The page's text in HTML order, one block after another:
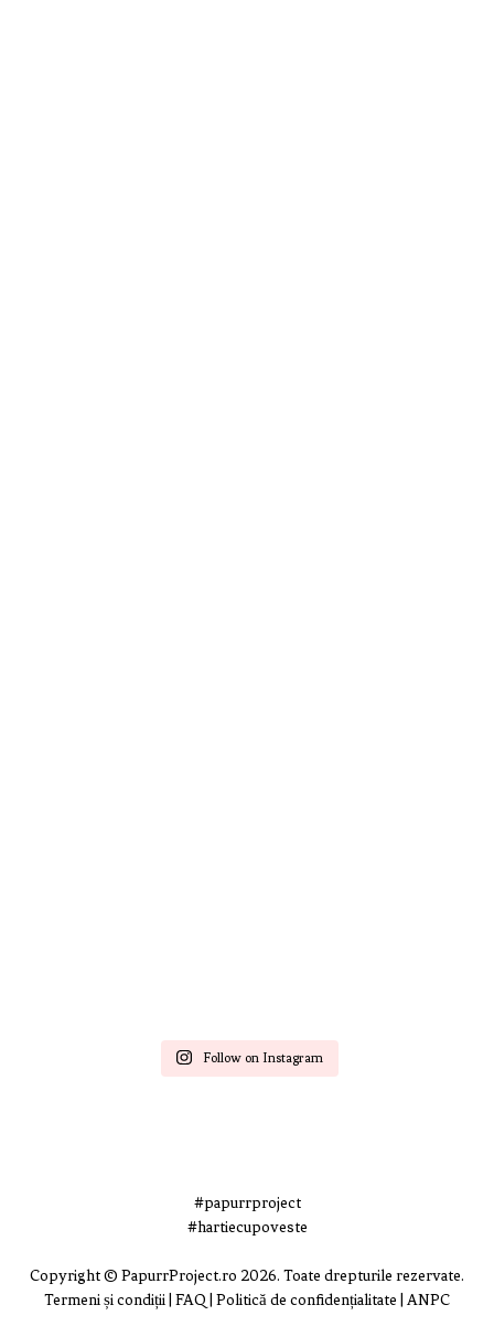
Follow on Instagram
#papurrproject
#hartiecupoveste
Copyright © PapurrProject.ro 2026. Toate drepturile rezervate.
Termeni și condiții FAQ Politică de confidențialitate ANPC